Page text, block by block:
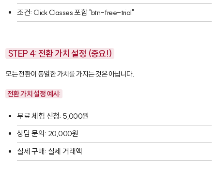
조건: Click Classes 포함 "btn-free-trial"
STEP 4: 전환 가치 설정 (중요!)
모든 전환이 동일한 가치를 가지는 것은 아닙니다.
전환 가치 설정 예시:
무료 체험 신청: 5,000원
상담 문의: 20,000원
실제 구매: 실제 거래액